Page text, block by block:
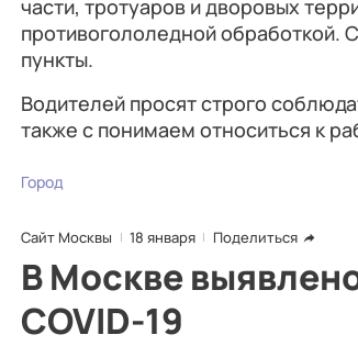
части, тротуаров и дворовых
противогололедной обработкой.
пункты.
Водителей просят строго
также с понимаем относиться к
Город
Сайт Москвы 18 января Поделиться
В Москве
COVID-19